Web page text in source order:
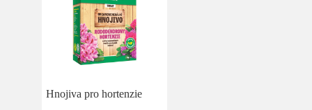
Hnojiva pro hortenzie